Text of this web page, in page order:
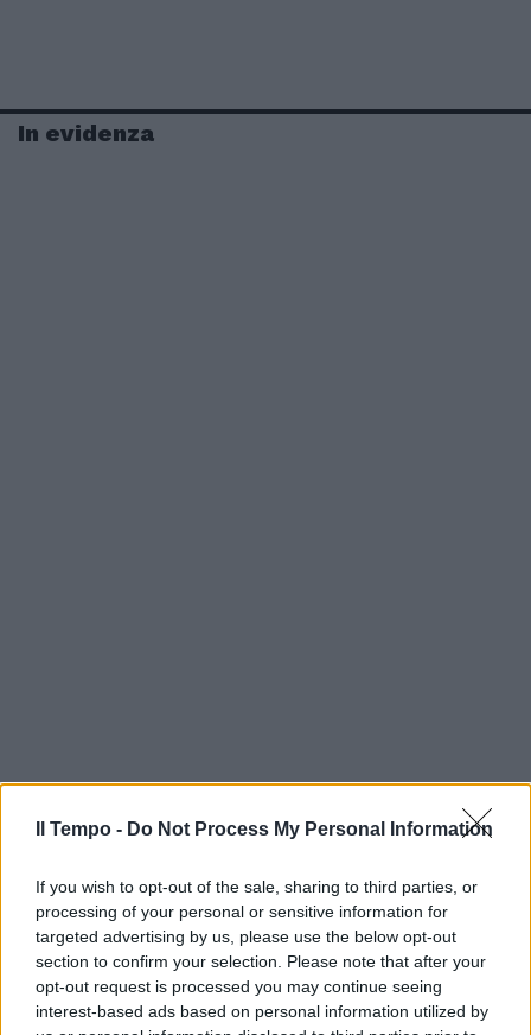
Il Tempo - Do Not Process My Personal Information
If you wish to opt-out of the sale, sharing to third parties, or
processing of your personal or sensitive information for
targeted advertising by us, please use the below opt-out
section to confirm your selection. Please note that after your
opt-out request is processed you may continue seeing
interest-based ads based on personal information utilized by
In evidenza